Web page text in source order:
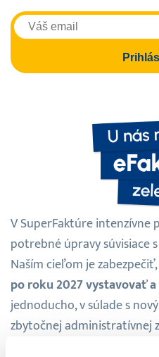
V SuperFaktúre intenzívne
potrebné úpravy súvisiace
Naším cieľom je
po roku 2027 vystavovať
jednoducho, v súlade s
zbytočnej administratívnej
dôležitých novinkách a